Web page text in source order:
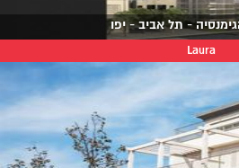
- תל אביב - יפו
Laura